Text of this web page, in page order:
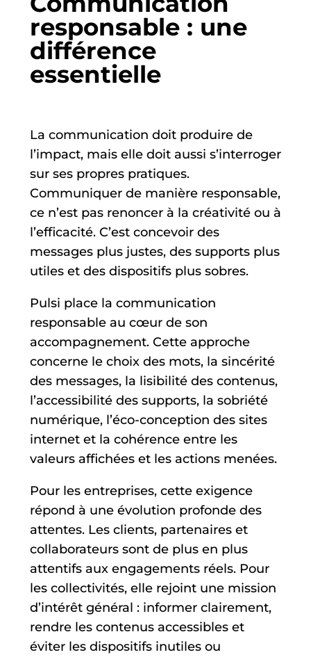
responsable : une
différence
essentielle
La communication doit produire de
l’impact, mais elle doit aussi s’interroger
sur ses propres pratiques.
Communiquer de manière responsable,
ce n’est pas renoncer à la créativité ou à
l’efficacité. C’est concevoir des
messages plus justes, des supports plus
utiles et des dispositifs plus sobres.
Pulsi place la communication
responsable au cœur de son
accompagnement. Cette approche
concerne le choix des mots, la sincérité
des messages, la lisibilité des contenus,
l’accessibilité des supports, la sobriété
numérique, l’éco-conception des sites
internet et la cohérence entre les
valeurs affichées et les actions menées.
Pour les entreprises, cette exigence
répond à une évolution profonde des
attentes. Les clients, partenaires et
collaborateurs sont de plus en plus
attentifs aux engagements réels. Pour
les collectivités, elle rejoint une mission
d’intérêt général : informer clairement,
rendre les contenus accessibles et
éviter les dispositifs inutiles ou